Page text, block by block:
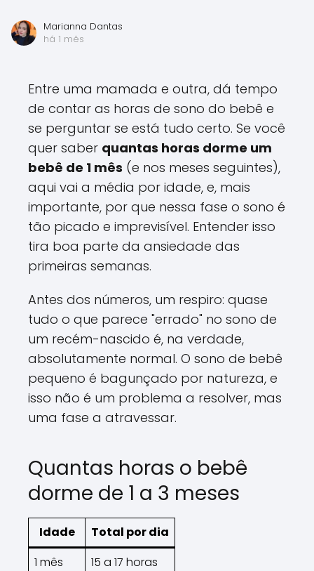
Marianna Dantas
há 1 mês
Entre uma mamada e outra, dá tempo
de contar as horas de sono do bebê e
se perguntar se está tudo certo. Se você
quer saber quantas horas dorme um
bebê de 1 mês (e nos meses seguintes),
aqui vai a média por idade, e, mais
importante, por que nessa fase o sono é
tão picado e imprevisível. Entender isso
tira boa parte da ansiedade das
primeiras semanas.
Antes dos números, um respiro: quase
tudo o que parece "errado" no sono de
um recém-nascido é, na verdade,
absolutamente normal. O sono de bebê
pequeno é bagunçado por natureza, e
isso não é um problema a resolver, mas
uma fase a atravessar.
Quantas horas o bebê
dorme de 1 a 3 meses
Idade
Total por dia
1 mês
15 a 17 horas